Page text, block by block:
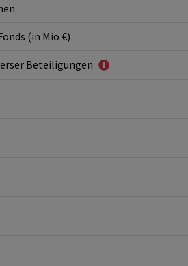
(in Mio €)
Beteiligungen